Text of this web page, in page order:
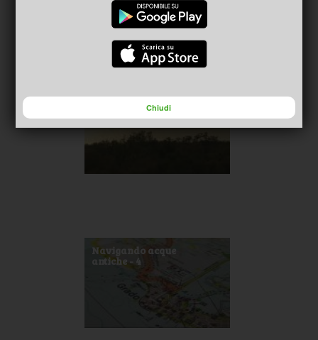
Navigando acque
Navigando acque
antiche - 4
Chiudi